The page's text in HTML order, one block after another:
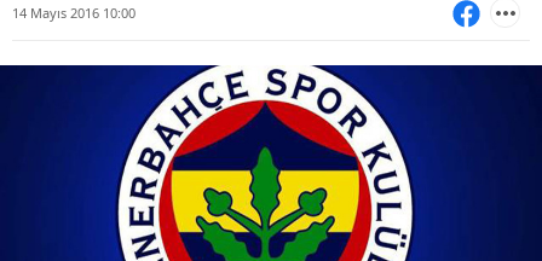
14 Mayıs 2016 10:00